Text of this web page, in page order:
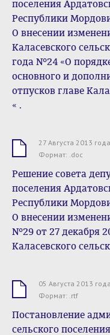
поселения
Республики
О внесении
Каласевского
года №24 «О
основного и
отпусков главе
« .
27 Августа 2013
Формат: .doc
Решение совета
поселения
Республики
О внесении
№29 от 27 декабря
Каласевского
05 Августа 2013
Формат: .rtf
Постановление
сельского